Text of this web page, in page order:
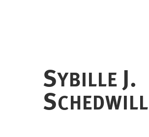
SYBILLE J.
SCHEDWILL